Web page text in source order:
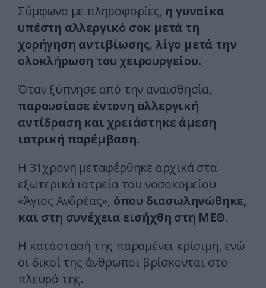
Σύμφωνα με πληροφορίες, η γυναίκα
υπέστη αλλεργικό σοκ μετά τη
χορήγηση αντιβίωσης, λίγο μετά την
ολοκλήρωση του χειρουργείου.
Όταν ξύπνησε από την αναισθησία,
παρουσίασε έντονη αλλεργική
αντίδραση και χρειάστηκε άμεση
ιατρική παρέμβαση.
Η 31χρονη μεταφέρθηκε αρχικά στα
εξωτερικά ιατρεία του νοσοκομείου
«Άγιος Ανδρέας», όπου διασωληνώθηκε,
και στη συνέχεια εισήχθη στη ΜΕΘ.
Η κατάστασή της παραμένει κρίσιμη, ενώ
οι δικοί της άνθρωποι βρίσκονται στο
πλευρό της.